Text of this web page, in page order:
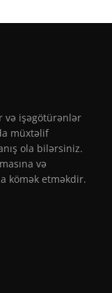
və işəgötürənlər
müxtəlif
ola bilərsiniz.
və
kömək etməkdir.